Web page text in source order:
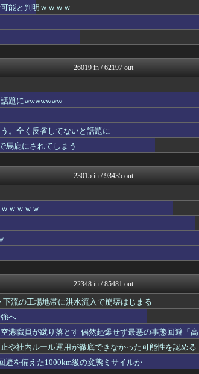
...
凹凸ちゃんねる 発達障害・...
PCパーツまとめ
スターライト速報 -遊戯王...
ミニゴブ速報 ～グラブルま...
ヒーローNEWS
コンテンツ・声優 | ラブ...
...
FGOまとめ速報
まどドラまとめ速報 魔法少...
ラーメン速報｜2chまとめ...
ああ言えばForYou
スロ板-RUSH
悪...
渡る世間はキチばかり - ...
中傷...
オレ的ゲーム速報＠刃
ウマ娘うまぴょい速報
...
ほんわかMkⅡ
・・
ミーハー総研（ミーハー総合...
理由
投資ちゃんねる
験...
みそパンNEWS
な...
ガラパゴスジャパン - 海...
それからの出来事() アイ...
パカ娘速報！！ウマ娘まとめ...
乃木通 乃木坂46櫻坂46...
能と判明ｗｗｗｗ
26019 in / 62197 out
題にwwwwwww
。全く反省してないと話題に
馬鹿にされてしまう
23015 in / 93435 out
ｗｗｗｗ
22348 in / 85481 out
流の工場地帯に洪水流入で崩壊はじまる
へ
港職員が蹴り落とす 偶然起爆せず最悪の事態回避「高
や社内ルール運用が徹底できなかった可能性を認める
避を備えた1000km級の変態ミサイルか